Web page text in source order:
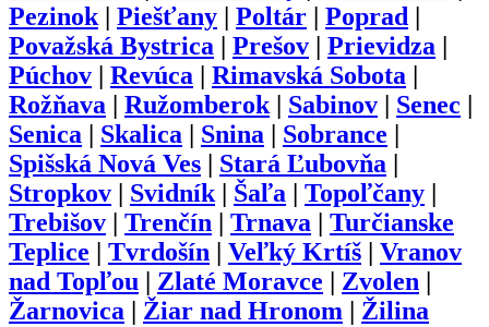
Pezinok| Piešťany Poltár Poprad
Považská Bystrica
Prešov Prievidza
Púchov
Revúca Rimavská Sobota
Rožňava
Ružomberok| Sabinov Senec
Senica
Skalica Snina Sobrance
Spišská Nová Ves
Stará Ľubovňa
Stropkov
Svidník| Šaľa Topoľčany
Trebišov
Trenčín Trnava
Turčianske
Teplice
Tvrdošín Veľký Krtíš
Vranov
nad Topľou
Zlaté Moravce Zvolen
Žarnovica
Žiar nad Hronom Žilina